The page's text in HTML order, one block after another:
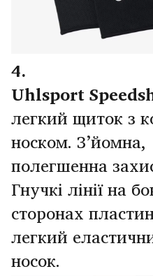
4.
Uhlsport
легкий щиток з
носком. З’йомна,
полегшенна
Гнучкі лінії на
сторонах
легкий
носок.